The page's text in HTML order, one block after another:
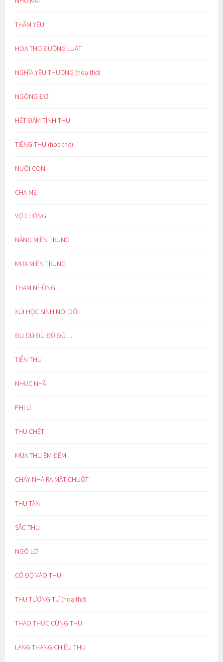
THẦM YÊU
HOẠ THƠ ĐƯỜNG LUẬT
NGHĨA YÊU THƯƠNG (hoạ thơ)
NGÓNG ĐỢI
HẾT ĐẬM TÌNH THU
TIẾNG THU (hoạ thơ)
NUÔI CON
CHA MẸ
VỢ CHỒNG
NẮNG MIỀN TRUNG
MƯA MIỀN TRUNG
THAM NHŨNG
XÚI HỌC SINH NÓI DỐI
ĐU ĐÚ ĐÙ ĐŨ ĐỦ…
TIỄN THU
NHỤC NHÃ
PHI LÍ
THU CHẾT
MÙA THU ÊM ĐỀM
CHÁY NHÀ RA MẶT CHUỘT
THU TÀN
SẮC THU
NGÓ LƠ
CỔ ĐỘ VÀO THU
THU TƯƠNG TƯ (hoạ thơ)
THAO THỨC CÙNG THU
LANG THANG CHIỀU THU